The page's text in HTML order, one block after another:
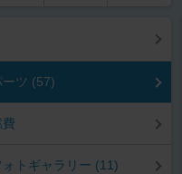
ーツ (57)
ォトギャラリー (11)